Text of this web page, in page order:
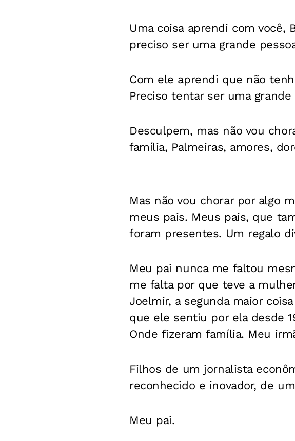
Uma coisa aprendi com você,
preciso ser uma grande
Com ele aprendi que não
Preciso tentar ser uma
Desculpem, mas não vou
família, Palmeiras, amores,
Mas não vou chorar por algo
meus pais. Meus pais, que
foram presentes. Um regalo
Meu pai nunca me faltou
me falta por que teve a
Joelmir, a segunda maior
que ele sentiu por ela desde
Onde fizeram família. Meu
Filhos de um jornalista
reconhecido e inovador, de
Meu pai.